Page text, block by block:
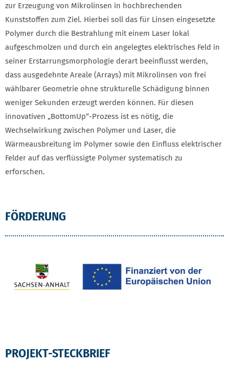
zur Erzeugung von Mikrolinsen in hochbrechenden
Kunststoffen zum Ziel. Hierbei soll das für Linsen eingesetzte
Polymer durch die Bestrahlung mit einem Laser lokal
aufgeschmolzen und durch ein angelegtes elektrisches Feld in
seiner Erstarrungsmorphologie derart beeinflusst werden,
dass ausgedehnte Areale (Arrays) mit Mikrolinsen von frei
wählbarer Geometrie ohne strukturelle Schädigung binnen
weniger Sekunden erzeugt werden können. Für diesen
innovativen „BottomUp“-Prozess ist es nötig, die
Wechselwirkung zwischen Polymer und Laser, die
Wärmeausbreitung im Polymer sowie den Einfluss elektrischer
Felder auf das verflüssigte Polymer systematisch zu
erforschen.
FÖRDERUNG
PROJEKT-STECKBRIEF